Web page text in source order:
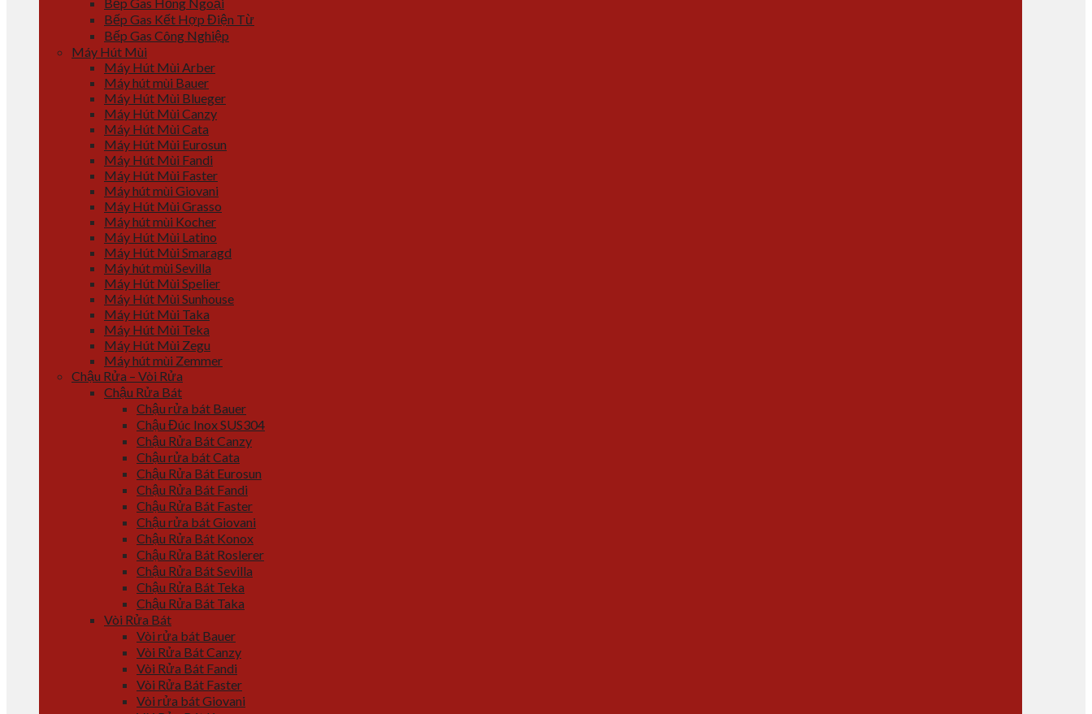
Bếp Gas Kết Hợp Điện Từ
Bếp Gas Công Nghiệp
Máy Hút Mùi
Máy Hút Mùi Arber
Máy hút mùi Bauer
Máy Hút Mùi Blueger
Máy Hút Mùi Canzy
Máy Hút Mùi Cata
Máy Hút Mùi Eurosun
Máy Hút Mùi Fandi
Máy Hút Mùi Faster
Máy hút mùi Giovani
Máy Hút Mùi Grasso
Máy hút mùi Kocher
Máy Hút Mùi Latino
Máy Hút Mùi Smaragd
Máy hút mùi Sevilla
Máy Hút Mùi Spelier
Máy Hút Mùi Sunhouse
Máy Hút Mùi Taka
Máy Hút Mùi Teka
Máy Hút Mùi Zegu
Máy hút mùi Zemmer
Chậu Rửa – Vòi Rửa
Chậu Rửa Bát
Chậu rửa bát Bauer
Chậu Đúc Inox SUS304
Chậu Rửa Bát Canzy
Chậu rửa bát Cata
Chậu Rửa Bát Eurosun
Chậu Rửa Bát Fandi
Chậu Rửa Bát Faster
Chậu rửa bát Giovani
Chậu Rửa Bát Konox
Chậu Rửa Bát Roslerer
Chậu Rửa Bát Sevilla
Chậu Rửa Bát Teka
Chậu Rửa Bát Taka
Vòi Rửa Bát
Vòi rửa bát Bauer
Vòi Rửa Bát Canzy
Vòi Rửa Bát Fandi
Vòi Rửa Bát Faster
Vòi rửa bát Giovani